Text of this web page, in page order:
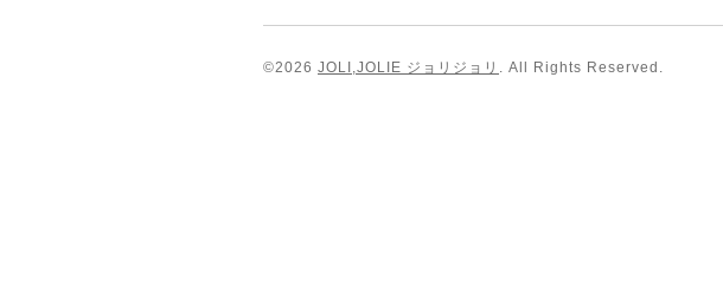
©2026 JOLI,JOLIE ジョリジョリ . All Rights Reserved.